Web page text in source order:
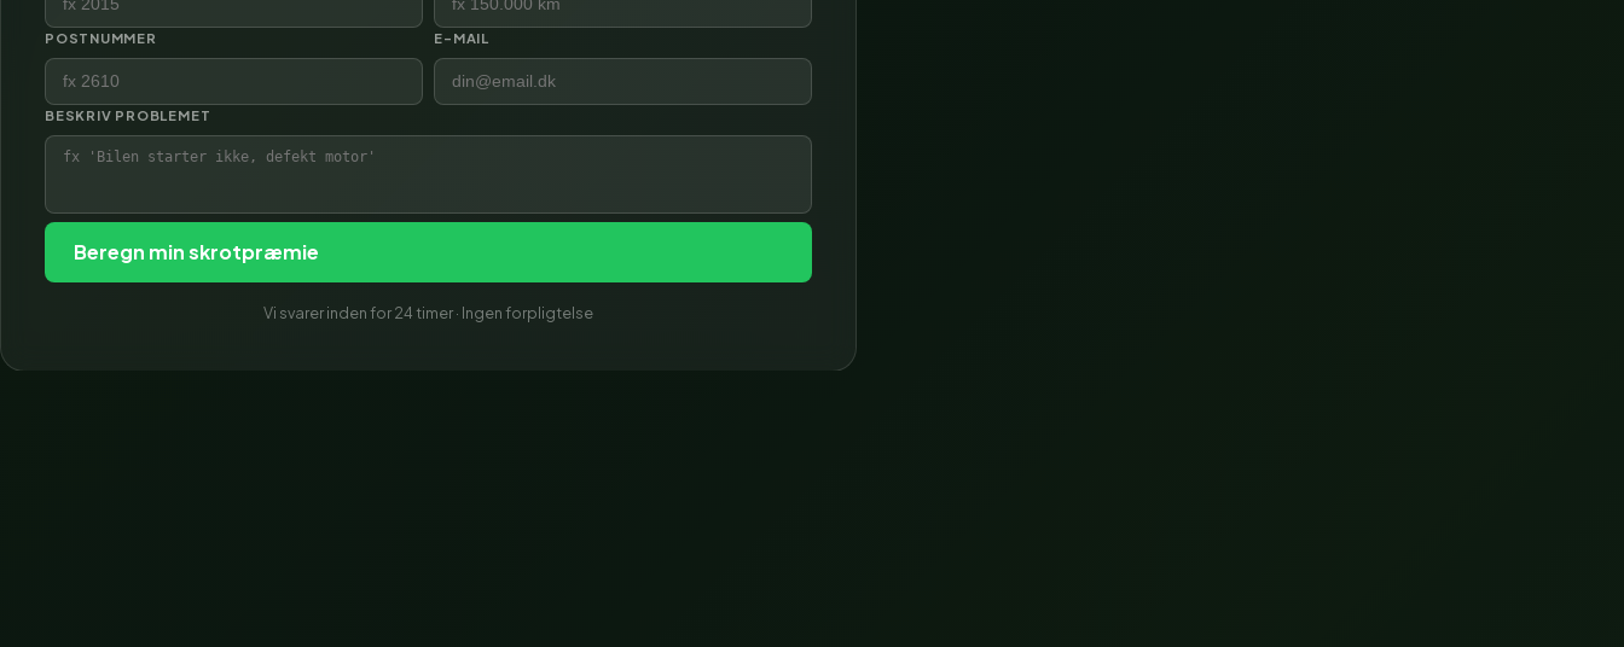
POSTNUMMER E-MAIL
BESKRIV PROBLEMET
Beregn min skrotpræmie
Vi svarer inden for 24 timer · Ingen forpligtelse